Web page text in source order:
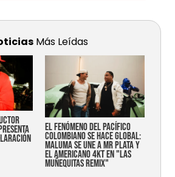
Más Leídas
EL FENÓMENO DEL PACÍFICO
COLOMBIANO SE HACE GLOBAL:
MALUMA SE UNE A MR PLATA Y
EL AMERICANO 4KT EN "LAS
MUÑEQUITAS REMIX"